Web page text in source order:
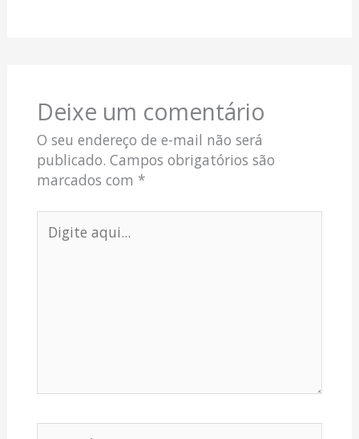
Deixe um comentário
O seu endereço de e-mail não será
publicado. Campos obrigatórios são
marcados com *
aqui...